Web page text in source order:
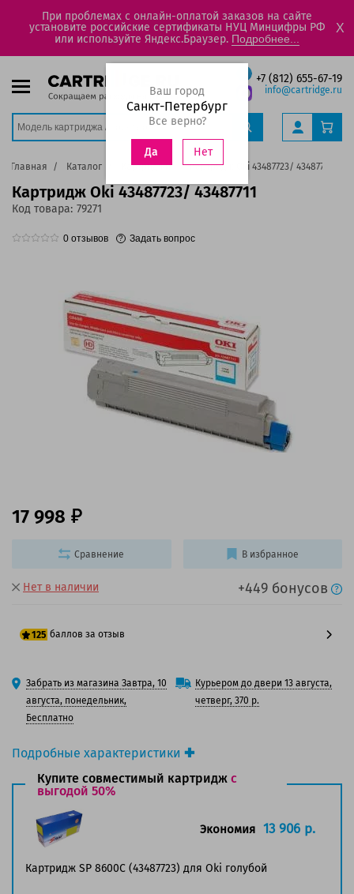
При проблемах с онлайн-оплатой заказов на сайте
установите российские сертификаты НУЦ Минцифры РФ
или используйте Яндекс.Браузер. Подробнее...
X
+7 (812) 655-67-19
info@cartridge.ru
Ваш город
Санкт-Петербург
Все верно?
Да Нет
Главная Каталог Картриджи Картридж Oki 43487723/ 43487711
Картридж Oki 43487723/ 43487711
Код товара: 79271
0 отзывов Задать вопрос
Подробные характеристики
Производитель принтера:OKI
Производитель:Oki
Вид товара:
Оригинальность:
Оригинальный
Цвет:Голубой
Ресурс:6 000 страниц формата А4 при 5%
Нет в наличии +449 бонусов
17 998
125 баллов за отзыв
100 баллов
125 баллов
Забрать из магазина Завтра, 10
августа, понедельник,
Бесплатно
Курьером до двери 13 августа,
четверг, 370 р.
Сравнение В избранное
Купите совместимый картридж с
выгодой 50%
Картридж SP 8600C (43487723) для Oki голубой
Экономия 13 906 р.